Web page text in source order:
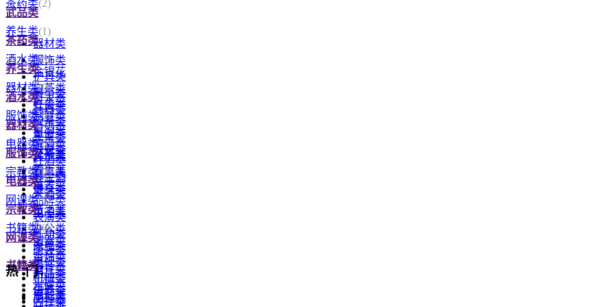
武品类
器材类
服饰类
护具类
赛事类
兵器类
茶药类(2)
茶药类
金银花
白茶类
红茶类
绿茶类
黑茶类
花茶类
养生类
养生类(1)
养生类
氢水类
制氢类
氢浴类
吸氢类
酒水类(0)
酒水类
白酒类
啤酒类
红酒类
养生酒
米酒类
黄酒类
器材类(0)
器材类
其他类
赛事类
健身类
服饰类(0)
服饰类
童装类
品牌类
表演类
练功类
唐装类
电器类(0)
电器类
电子类
办公类
家电类
电视类
机械类
电池类
宗教类(0)
宗教类
法器类
香烛类
用品类
供养类
网课类(0)
网课类
云存类
光碟类
内存类
书籍类(0)
书籍类
商标类
热 门：